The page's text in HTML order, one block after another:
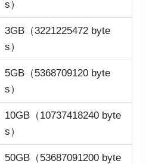
s）
3GB（3221225472 byte
s）
5GB（5368709120 byte
s）
10GB（10737418240 byte
s）
50GB（53687091200 byte